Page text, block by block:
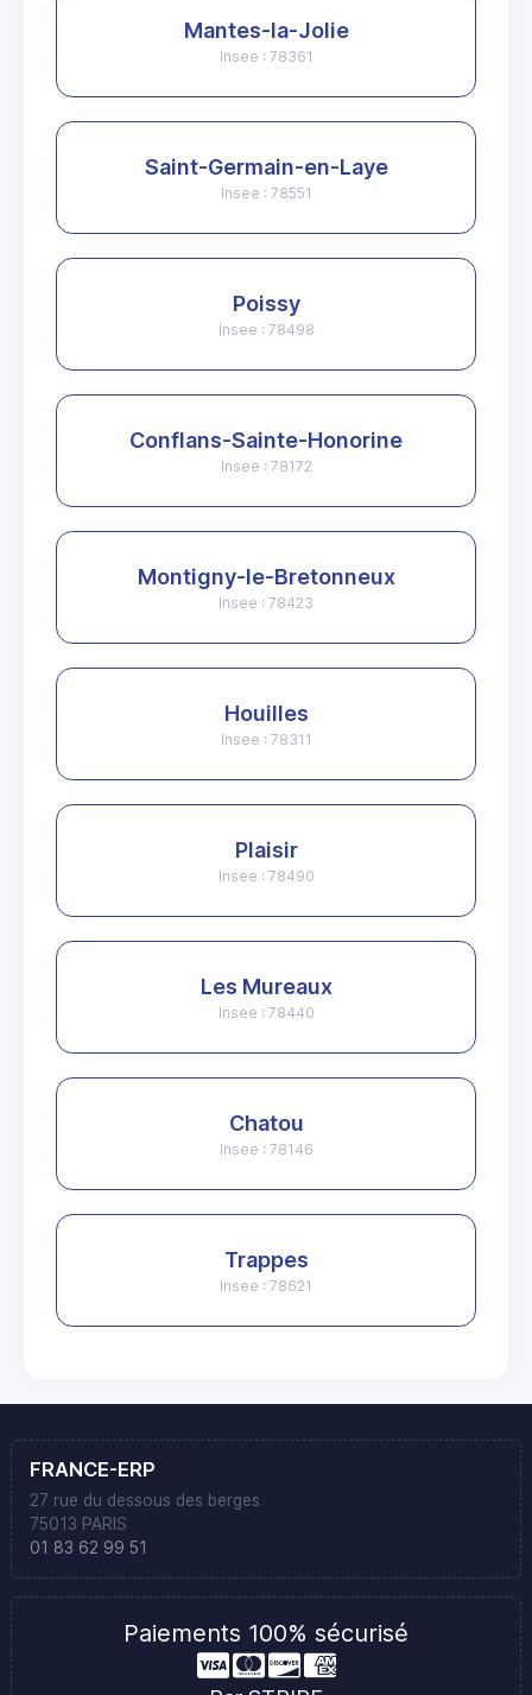
Mantes-la-Jolie
Insee : 78361
Saint-Germain-en-Laye
Insee : 78551
Poissy
Insee : 78498
Conflans-Sainte-Honorine
Insee : 78172
Montigny-le-Bretonneux
Insee : 78423
Houilles
Insee : 78311
Plaisir
Insee : 78490
Les Mureaux
Insee : 78440
Chatou
Insee : 78146
Trappes
Insee : 78621
FRANCE-ERP
27 rue du dessous des berges
75013 PARIS
01 83 62 99 51
Paiements 100% sécurisé